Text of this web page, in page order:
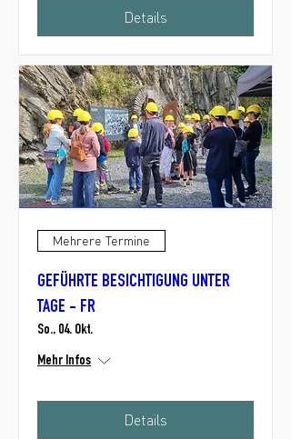
Details
Mehrere Termine
GEFÜHRTE BESICHTIGUNG UNTER
TAGE - FR
So., 04. Okt.
Mehr Infos
Details